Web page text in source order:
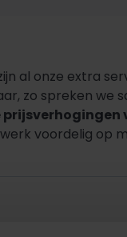
al onze extra
zo spreken we
voordelig op